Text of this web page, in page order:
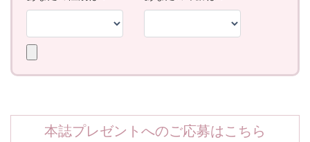
本誌プレゼントへのご応募はこちら